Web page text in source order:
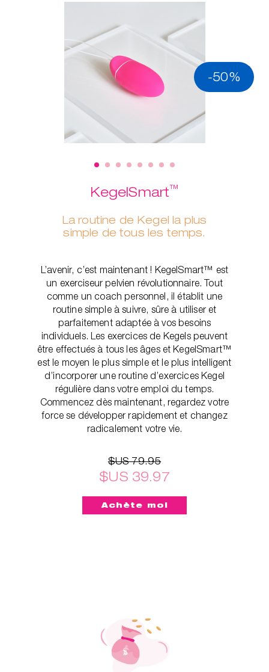
-50%
KegelSmart™
La routine de Kegel la plus
simple de tous les temps.
L’avenir, c’est maintenant ! KegelSmart™ est
un exerciseur pelvien révolutionnaire. Tout
comme un coach personnel, il établit une
routine simple à suivre, sûre à utiliser et
parfaitement adaptée à vos besoins
individuels. Les exercices de Kegels peuvent
être effectués à tous les âges et KegelSmart™
est le moyen le plus simple et le plus intelligent
d’incorporer une routine d’exercices Kegel
régulière dans votre emploi du temps.
Commencez dès maintenant, regardez votre
force se développer rapidement et changez
radicalement votre vie.
$US 79.95
$US 39.97